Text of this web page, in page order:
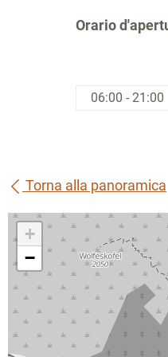
Orario
06:00 - 21:00
Torna alla panoramica
+
−